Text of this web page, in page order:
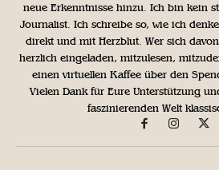
neue Erkenntnisse hinzu. Ich bin kein
Journalist. Ich schreibe so, wie ich
direkt und mit Herzblut. Wer sich
herzlich eingeladen, mitzulesen,
einen virtuellen Kaffee über den
Vielen Dank für Eure Unterstützung
faszinierenden Welt